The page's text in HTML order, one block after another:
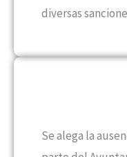
diversas
Se alega la